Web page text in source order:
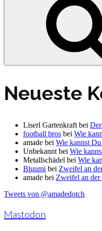
Neueste
Liserl Gartenkraft bei
football bros bei Wie
amade bei Wie kannst
Unbekannt bei Wie
Metallschädel bei Wie
Bluumi bei Zweifel an
amade bei Zweifel an
Tweets von @amadedotch
Mastodon